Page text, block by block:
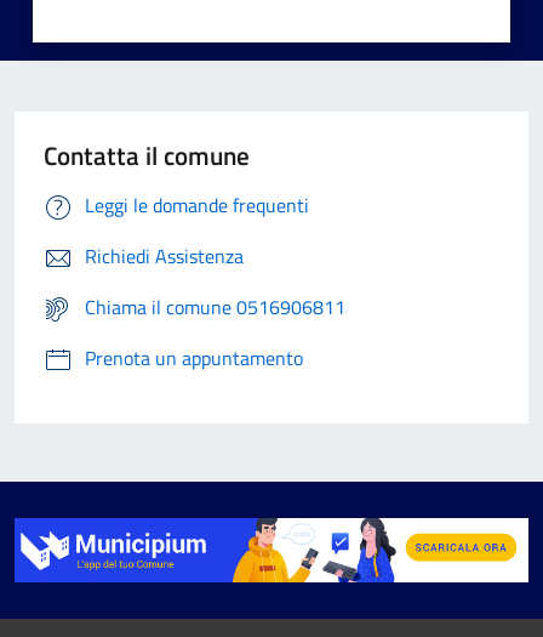
Contatta il comune
Leggi le domande frequenti
Richiedi Assistenza
Chiama il comune 0516906811
Prenota un appuntamento